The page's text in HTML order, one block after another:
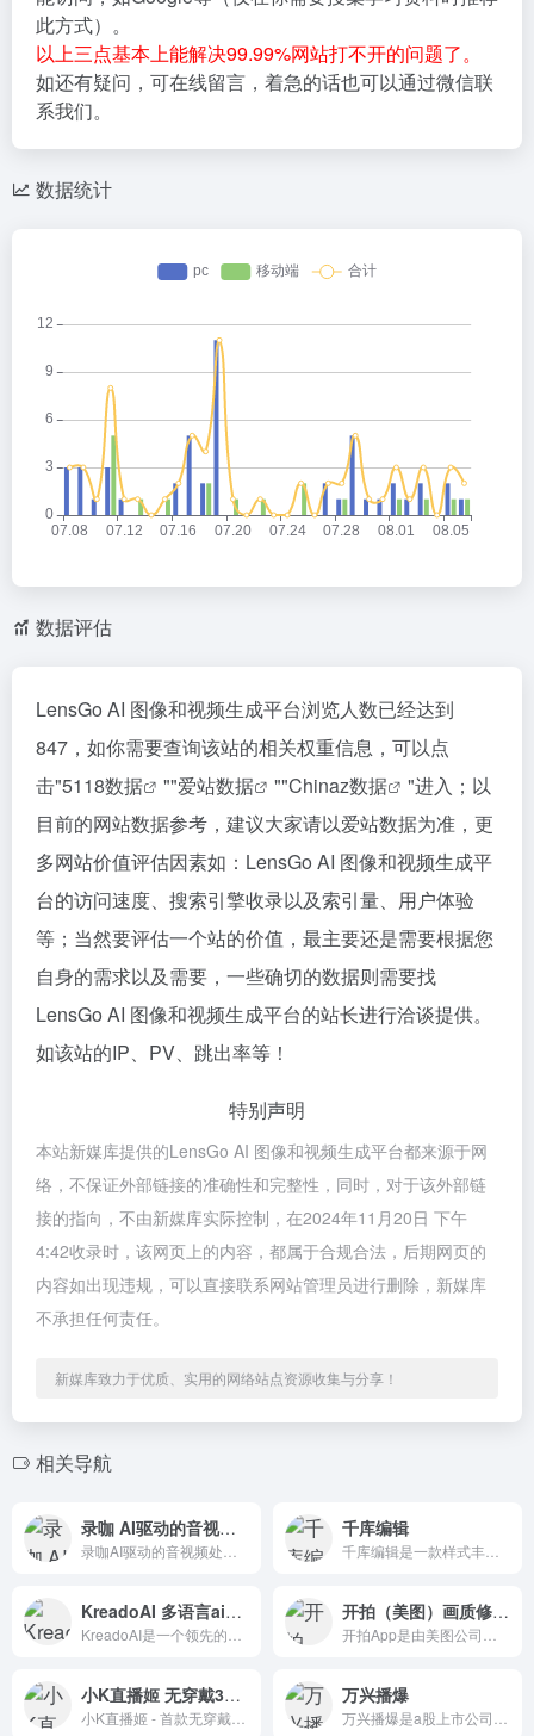
此方式）。
以上三点基本上能解决99.99%网站打不开的问题了。
如还有疑问，可在线留言，着急的话也可以通过微信联
系我们。
数据统计
数据评估
LensGo AI 图像和视频生成平台浏览人数已经达到
847，如你需要查询该站的相关权重信息，可以点
击"5118数据 ""爱站数据 ""Chinaz数据
"进入；以
目前的网站数据参考，建议大家请以爱站数据为准，更
多网站价值评估因素如：LensGo AI 图像和视频生成平
台的访问速度、搜索引擎收录以及索引量、用户体验
等；当然要评估一个站的价值，最主要还是需要根据您
自身的需求以及需要，一些确切的数据则需要找
LensGo AI 图像和视频生成平台的站长进行洽谈提供。
如该站的IP、PV、跳出率等！
特别声明
本站新媒库提供的LensGo AI 图像和视频生成平台都来源于网
络，不保证外部链接的准确性和完整性，同时，对于该外部链
接的指向，不由新媒库实际控制，在2024年11月20日 下午
4:42收录时，该网页上的内容，都属于合规合法，后期网页的
内容如出现违规，可以直接联系网站管理员进行删除，新媒库
不承担任何责任。
新媒库致力于优质、实用的网络站点资源收集与分享！
相关导航
录咖 AI驱动的音视频处理平台 千库编辑
KreadoAI 多语言ai视频创作 开拍（美图）画质修复 去水印
小K直播姬 无穿戴3D虚拟直播产品 万兴播爆